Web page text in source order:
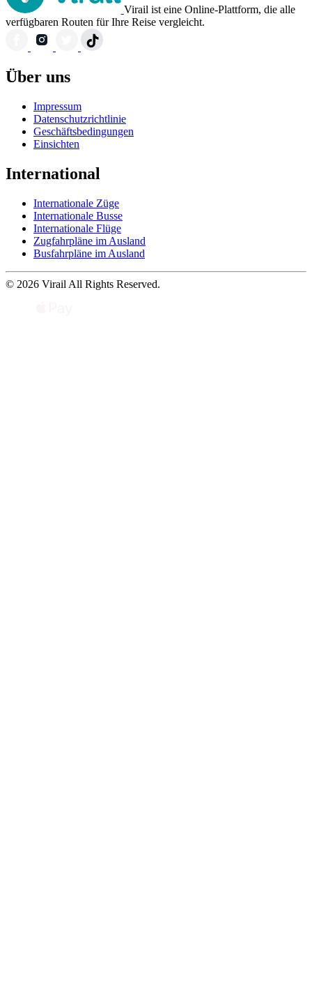
Virail ist eine Online-Plattform, die alle
verfügbaren Routen für Ihre Reise vergleicht.
Über uns
Impressum
Datenschutzrichtlinie
Geschäftsbedingungen
Einsichten
International
Internationale Züge
Internationale Busse
Internationale Flüge
Zugfahrpläne im Ausland
Busfahrpläne im Ausland
© 2026 Virail All Rights Reserved.